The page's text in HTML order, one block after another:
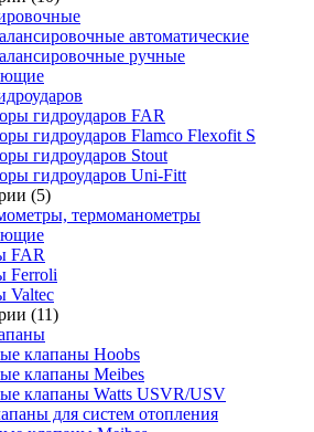
автоматические
ручные
гидроударов FAR
гидроударов Flamco Flexofit S
гидроударов Stout
гидроударов Uni-Fitt
(5)
термоманометры
FAR
Ferroli
Valtec
(11)
клапаны Hoobs
клапаны Meibes
клапаны Watts USVR/USV
для систем отопления